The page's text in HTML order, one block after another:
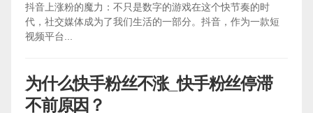
抖音上涨粉的魔力：不只是数字的游戏在这个快节奏的时
代，社交媒体成为了我们生活的一部分。抖音，作为一款短
视频平台...
为什么快手粉丝不涨_快手粉丝停滞
不前原因？